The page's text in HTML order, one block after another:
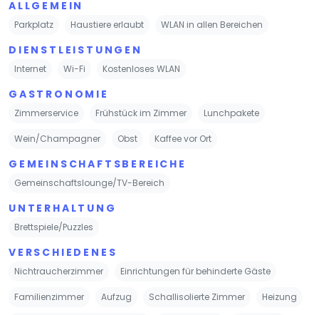
ALLGEMEIN
Parkplatz Haustiere erlaubt WLAN in allen Bereichen
DIENSTLEISTUNGEN
Internet Wi-Fi Kostenloses WLAN
GASTRONOMIE
Zimmerservice Frühstück im Zimmer Lunchpakete
Wein/Champagner Obst Kaffee vor Ort
GEMEINSCHAFTSBEREICHE
Gemeinschaftslounge/TV-Bereich
UNTERHALTUNG
Brettspiele/Puzzles
VERSCHIEDENES
Nichtraucherzimmer Einrichtungen für behinderte Gäste
Familienzimmer Aufzug Schallisolierte Zimmer Heizung